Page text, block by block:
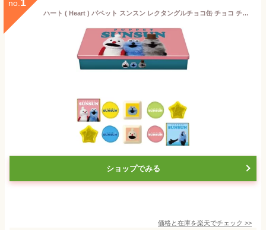
no.
ハート ( Heart ) パペット スンスン レクタングルチョコ缶 チョコ チョコレート バレンタインデー ホワイトデー
ショップでみる
価格と在庫を楽天でチェック >>